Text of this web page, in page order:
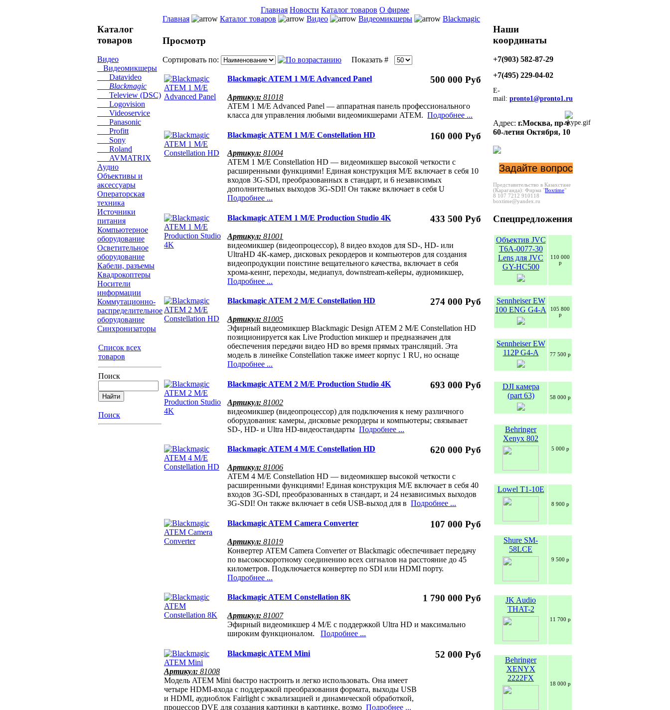
Главная Новости Каталог товаров О фирме
Каталог
товаров
Видео
Видеомикшеры
Datavideo
Blackmagic
Teleview (DSC)
Logovision
Videoservice
Panasonic
Profitt
Sony
Roland
AVMATRIX
Аудио
Объективы и
аксессуары
Операторская
техника
Источники
питания
Компьютерное
оборудование
Осветительное
оборудование
Кабели, разъемы
Квадрокоптеры
Носители
информации
Коммутационно-
распределительное
оборудование
Синхронизаторы
Список всех
товаров
Поиск
Поиск
Главная Каталог товаров Видео Видеомикшеры Blackmagic
Просмотр
Сортировать по: Показать #
Blackmagic ATEM 1 M/E Advanced Panel 500 000 Руб
Артикул:81018
ATEM 1 M/E Advanced Panel — аппаратная панель профессионального
класса для управления любыми видеомикшерами ATEM.Подробнее ...
Blackmagic ATEM 1 M/E Constellation HD 160 000 Руб
Артикул:81004
ATEM 1 M/E Constellation HD — видеомикшер высокой четкости с
расширенными функциями! Единая конструкция M/E включает в себя 10
входов 3G‑SDI, преобразованных в стандарт, и 6 независимых
дополнительных выходов 3G‑SDI! Он также включает в себя U
Подробнее ...
Blackmagic ATEM 1 M/E Production Studio 4K 433 500 Руб
Артикул:81001
видеомикшер (видеопроцессор), 8 видео входов для SD-, HD- или
UltraHD 4K-камер, дисковых рекордеров и компьютеров для создания
видеопродукции поистине вещательного качества, включает в себя
хрома-кеинг, переходы, медиапул, downstream-кейеры, аудиомикшер,
Подробнее ...
Blackmagic ATEM 2 M/E Constellation HD 274 000 Руб
Артикул:81005
Эфирный видеомикшер Blackmagic Design ATEM 2 M/E Constellation HD
позиционируется как Live Production микшер и предназначен для
обеспечения передачи видео HD во время прямых трансляций. Эта
модель в линейке Constellation также имеет корпус 1 RU, но оснаще
Подробнее ...
Blackmagic ATEM 2 M/E Production Studio 4K 693 000 Руб
Артикул:81002
видеомикшер (видеопроцессор) для подключения к нему различного
оборудования: камеры, дисковые рекордеры и компьютеры; связывает
SD-, HD- и Ultra HD-видеостандартыПодробнее ...
Blackmagic ATEM 4 M/E Constellation HD 620 000 Руб
Артикул:81006
ATEM 4 M/E Constellation HD — видеомикшер высокой четкости с
расширенными функциями! Единая конструкция M/E включает в себя 40
входов 3G‑SDI, преобразованных в стандарт, и 24 независимых выходов
3G‑SDI! Он также включает в себя USB-выход для вПодробнее ...
Blackmagic ATEM Camera Converter 107 000 Руб
Артикул:81019
Конвертер ATEM Camera Converter от Blackmagic обеспечивает передачу
по высокоскоротному соединению всех сигналов на расстояние до 45
километров. Подключается конвертер по SDI или HDMI порту.
Подробнее ...
Blackmagic ATEM Constellation 8K 1 790 000 Руб
Артикул:81007
Эфирный видеомикшер 4 M/E с поддержкой Ultra HD и максимально
широким функционалом.Подробнее ...
Blackmagic ATEM Mini 52 000 Руб
Артикул: 81008
Модель ATEM Mini быстро настроить и легко использовать. Она имеет
четыре HDMI-входа с поддержкой преобразования формата, выходы USB
и HDMI, аудиоблок Fairlight с эквализацией и динамической обработкой,
процессор DVE для создания картинки в картинке, возмо Подробнее ...
Наши
координаты
+7(903) 582-87-29
+7(495) 229-04-02
E-
mail: pronto1@pronto1.ru
Адрес: г.Москва, пр-т
60-летия Октября, 10
Задайте вопрос
Представительство в Казахстане
(Караганда): Фирма "Boxtime"
8 107 7212 910118
boxtime@yandex.ru
Спецпредложения
Объектив JVC
T6A-0077-30
Lens для JVC
GY-HC500
110 000
р
Sennheiser EW
100 ENG G4-A
105 800
р
Sennheiser EW
112P G4-A
77 500 р
DJI камера
(part 63)
58 000 р
Behringer
Xenyx 802
5 000 р
Lowel T1-10E
8 900 р
Shure SM-
58LCE
9 500 р
JK Audio
THAT-2
11 700 р
Behringer
XENYX
2222FX
18 000 р